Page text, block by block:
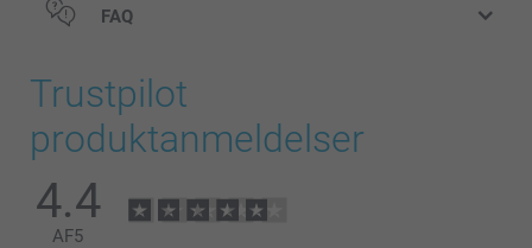
FAQ
Trustpilot
produktanmeldelser
4.4
AF5